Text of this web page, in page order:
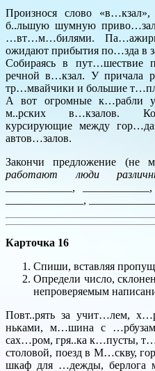
Произнося слово
б..льшую шумную
…вт…м…билями.
ожидают прибытия по…зда в
Собираясь в пут…шествие
речной в…кзал. У причала
тр…мвайчики и большие
А вот огромные к…рабли
м..рских в…кзалов.
курсирующие между
автов…залов.
Закончи предложение (не
работают люди
______________,
Карточка 16
Спиши, вставляя
Определи число,
непроверяемым
Повт..рять за учит…лем,
ньками, м…шина с
сах…ром, гря..ка к…пусты,
столовой, поезд в М…скву,
шкаф для …дежды, берлога